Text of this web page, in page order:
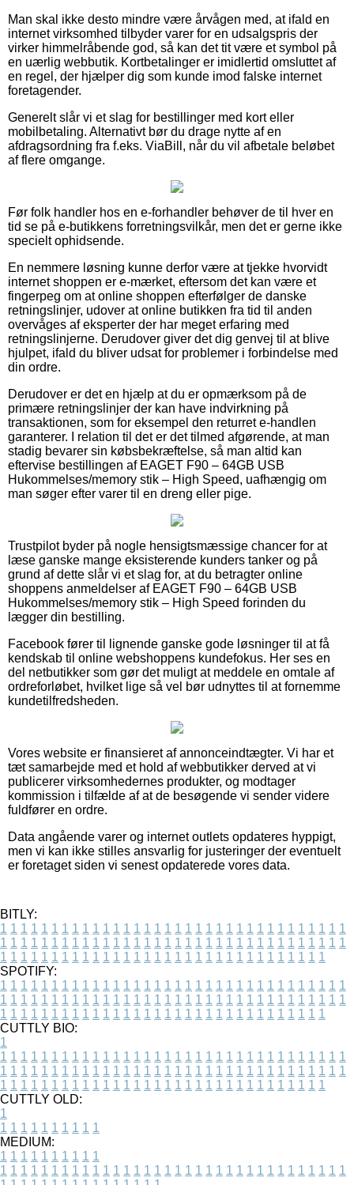
Man skal ikke desto mindre være årvågen med, at ifald en
internet virksomhed tilbyder varer for en udsalgspris der
virker himmelråbende god, så kan det tit være et symbol på
en uærlig webbutik. Kortbetalinger er imidlertid omsluttet af
en regel, der hjælper dig som kunde imod falske internet
foretagender.
Generelt slår vi et slag for bestillinger med kort eller
mobilbetaling. Alternativt bør du drage nytte af en
afdragsordning fra f.eks. ViaBill, når du vil afbetale beløbet
af flere omgange.
Før folk handler hos en e-forhandler behøver de til hver en
tid se på e-butikkens forretningsvilkår, men det er gerne ikke
specielt ophidsende.
En nemmere løsning kunne derfor være at tjekke hvorvidt
internet shoppen er e-mærket, eftersom det kan være et
fingerpeg om at online shoppen efterfølger de danske
retningslinjer, udover at online butikken fra tid til anden
overvåges af eksperter der har meget erfaring med
retningslinjerne. Derudover giver det dig genvej til at blive
hjulpet, ifald du bliver udsat for problemer i forbindelse med
din ordre.
Derudover er det en hjælp at du er opmærksom på de
primære retningslinjer der kan have indvirkning på
transaktionen, som for eksempel den returret e-handlen
garanterer. I relation til det er det tilmed afgørende, at man
stadig bevarer sin købsbekræftelse, så man altid kan
eftervise bestillingen af EAGET F90 – 64GB USB
Hukommelses/memory stik – High Speed, uafhængig om
man søger efter varer til en dreng eller pige.
Trustpilot byder på nogle hensigtsmæssige chancer for at
læse ganske mange eksisterende kunders tanker og på
grund af dette slår vi et slag for, at du betragter online
shoppens anmeldelser af EAGET F90 – 64GB USB
Hukommelses/memory stik – High Speed forinden du
lægger din bestilling.
Facebook fører til lignende ganske gode løsninger til at få
kendskab til online webshoppens kundefokus. Her ses en
del netbutikker som gør det muligt at meddele en omtale af
ordreforløbet, hvilket lige så vel bør udnyttes til at fornemme
kundetilfredsheden.
Vores website er finansieret af annonceindtægter. Vi har et
tæt samarbejde med et hold af webbutikker derved at vi
publicerer virksomhedernes produkter, og modtager
kommission i tilfælde af at de besøgende vi sender videre
fuldfører en ordre.
Data angående varer og internet outlets opdateres hyppigt,
men vi kan ikke stilles ansvarlig for justeringer der eventuelt
er foretaget siden vi senest opdaterede vores data.
BITLY:
1 1 1 1 1 1 1 1 1 1 1 1 1 1 1 1 1 1 1 1 1 1 1 1 1 1 1 1 1 1 1 1 1 1
1 1 1 1 1 1 1 1 1 1 1 1 1 1 1 1 1 1 1 1 1 1 1 1 1 1 1 1 1 1 1 1 1 1
1 1 1 1 1 1 1 1 1 1 1 1 1 1 1 1 1 1 1 1 1 1 1 1 1 1 1 1 1 1 1 1
SPOTIFY:
1 1 1 1 1 1 1 1 1 1 1 1 1 1 1 1 1 1 1 1 1 1 1 1 1 1 1 1 1 1 1 1 1 1
1 1 1 1 1 1 1 1 1 1 1 1 1 1 1 1 1 1 1 1 1 1 1 1 1 1 1 1 1 1 1 1 1 1
1 1 1 1 1 1 1 1 1 1 1 1 1 1 1 1 1 1 1 1 1 1 1 1 1 1 1 1 1 1 1 1
CUTTLY BIO:
1
1 1 1 1 1 1 1 1 1 1 1 1 1 1 1 1 1 1 1 1 1 1 1 1 1 1 1 1 1 1 1 1 1 1
1 1 1 1 1 1 1 1 1 1 1 1 1 1 1 1 1 1 1 1 1 1 1 1 1 1 1 1 1 1 1 1 1 1
1 1 1 1 1 1 1 1 1 1 1 1 1 1 1 1 1 1 1 1 1 1 1 1 1 1 1 1 1 1 1 1
CUTTLY OLD:
1
1 1 1 1 1 1 1 1 1 1
MEDIUM:
1 1 1 1 1 1 1 1 1 1
1 1 1 1 1 1 1 1 1 1 1 1 1 1 1 1 1 1 1 1 1 1 1 1 1 1 1 1 1 1 1 1 1 1